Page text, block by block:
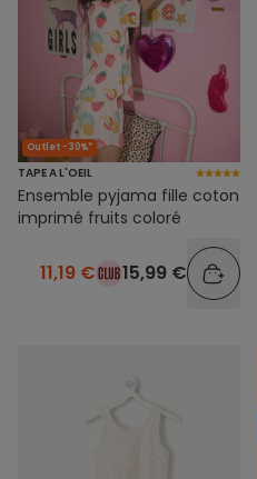
Outlet -30%*
TAPE A L'OEIL
Ensemble pyjama fille coton
imprimé fruits coloré
11,19 € 15,99 €